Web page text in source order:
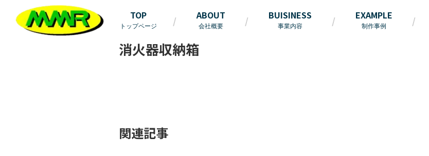
TOP
トップページ
ABOUT
会社概要
BUISINESS
事業内容
EXAMPLE
制作事例
消火器収納箱
関連記事